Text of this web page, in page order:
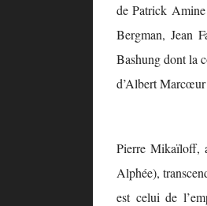
de Patrick
Bergman, Jean
Bashung dont la
d’Albert
Pierre Mikaïloff,
Alphée),
est celui de